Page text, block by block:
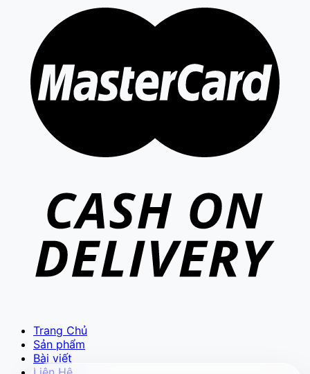
Trang Chủ
Sản phẩm
Bài viết